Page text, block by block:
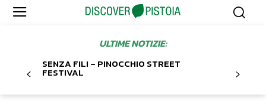
ULTIME NOTIZIE:
SENZA FILI – PINOCCHIO STREET
FESTIVAL